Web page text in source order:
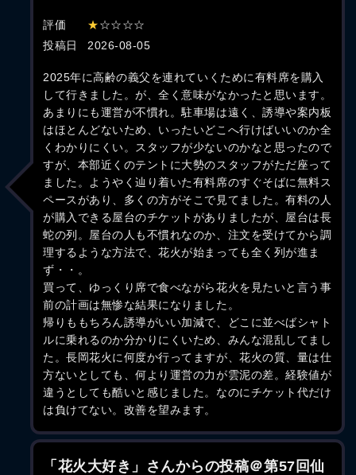
評価 ★☆☆☆☆
投稿日
2026-08-05
2025年に高齢の義父を連れていくために有料席を購入
して行きました。が、全く意味がなかったと思います。
あまりにも運営が不慣れ。駐車場は遠く、誘導や案内板
はほとんどないため、いったいどこへ行けばいいのか全
くわかりにくい。スタッフが少ないのかなと思ったので
すが、本部近くのテントに大勢のスタッフがただ座って
ました。ようやく辿り着いた有料席のすぐそばに無料ス
ペースがあり、多くの方がそこで見てました。有料の人
が購入できる屋台のチケットがありましたが、屋台は長
蛇の列。屋台の人も不慣れなのか、注文を受けてから調
理するような方法で、花火が始まっても全く列が進ま
ず・・。
買って、ゆっくり席で食べながら花火を見たいと言う事
前の計画は無惨な結果になりました。
帰りももちろん誘導がいい加減で、どこに並べばシャト
ルに乗れるのか分かりにくいため、みんな混乱してまし
た。長岡花火に何度か行ってますが、花火の質、量は仕
方ないとしても、何より運営の力が雲泥の差。経験値が
違うとしても酷いと感じました。なのにチケット代だけ
は負けてない。改善を望みます。
「花火大好き」さんからの投稿＠第57回仙